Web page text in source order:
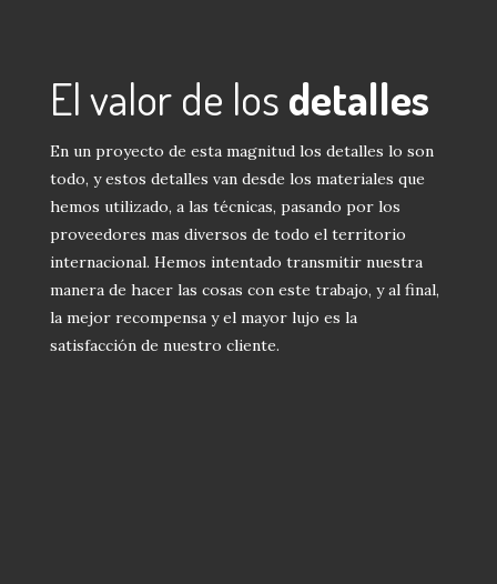
El valor de los detalles
En un proyecto de esta magnitud los detalles lo son
todo, y estos detalles van desde los materiales que
hemos utilizado, a las técnicas, pasando por los
proveedores mas diversos de todo el territorio
internacional. Hemos intentado transmitir nuestra
manera de hacer las cosas con este trabajo, y al final,
la mejor recompensa y el mayor lujo es la
satisfacción de nuestro cliente.